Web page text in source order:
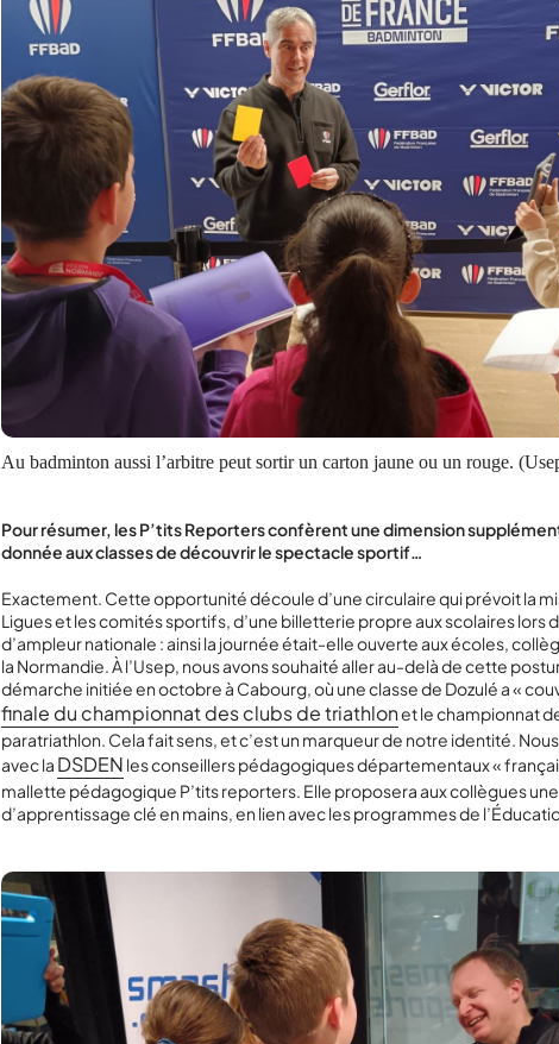
Au badminton aussi l’arbitre peut sortir un carton jaune ou un rouge.
Pour résumer, les P’tits Reporters confèrent une dimension
donnée aux classes de découvrir le spectacle sportif…
Exactement. Cette opportunité découle d’une circulaire qui prévoit la
Ligues et les comités sportifs, d’une billetterie propre aux scolaires lors
d’ampleur nationale : ainsi la journée était-elle ouverte aux écoles,
la Normandie. À l’Usep, nous avons souhaité aller au-delà de cette
démarche initiée en octobre à Cabourg, où une classe de Dozulé a «
finale du championnat des clubs de triathlonet le championnat
paratriathlon. Cela fait sens, et c’est un marqueur de notre identité.
avec la DSDEN les conseillers pédagogiques départementaux «
mallette pédagogique P’tits reporters. Elle proposera aux collègues
d’apprentissage clé en mains, en lien avec les programmes de